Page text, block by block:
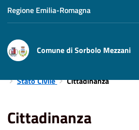
Regione Emilia-Romagna
Comune di Sorbolo Mezzani
Stato Civile
Cittadinanza
Cittadinanza